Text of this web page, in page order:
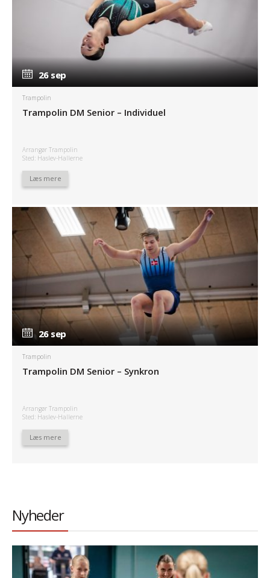
26 sep
26 sep
Trampolin
Trampolin DM Senior – Individuel
Arrangør Trampolin
Sted: Haslev-Hallerne
Læs mere
26 sep
26 sep
Trampolin
Trampolin DM Senior – Synkron
Arrangør Trampolin
Sted: Haslev-Hallerne
Læs mere
Nyheder